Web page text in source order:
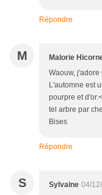
Répondre
M Malorie
Waouw, j'adore
L'automne est
pourpre et
tel arbre par
Bises
Répondre
S Sylvaine 04/